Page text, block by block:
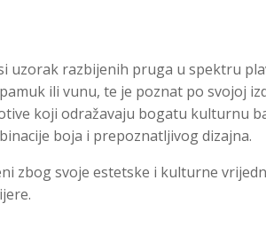
uzorak razbijenih pruga u spektru
ili vunu, te je poznat po svojoj
koji odražavaju bogatu kulturnu
boja i prepoznatljivog dizajna.
zbog svoje estetske i kulturne